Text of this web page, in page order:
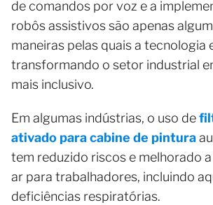
de comandos por voz e a
robôs assistivos são apenas
maneiras pelas quais a tecnologia
transformando o setor industrial
mais inclusivo.
Em algumas indústrias, o uso de
ativado para cabine de pintura
tem reduzido riscos e melhorado
ar para trabalhadores, incluindo
deficiências respiratórias.